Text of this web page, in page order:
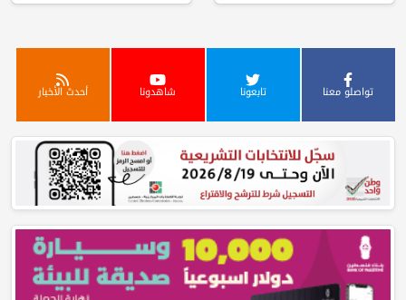
تواصلو معنا تابعونا شاهدونا أحدث الأخبار